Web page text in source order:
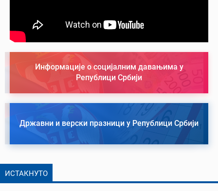
Информације о социјалним давањима у
Републици Србији
Државни и верски празници у Републици Србији
ИСТАКНУТО